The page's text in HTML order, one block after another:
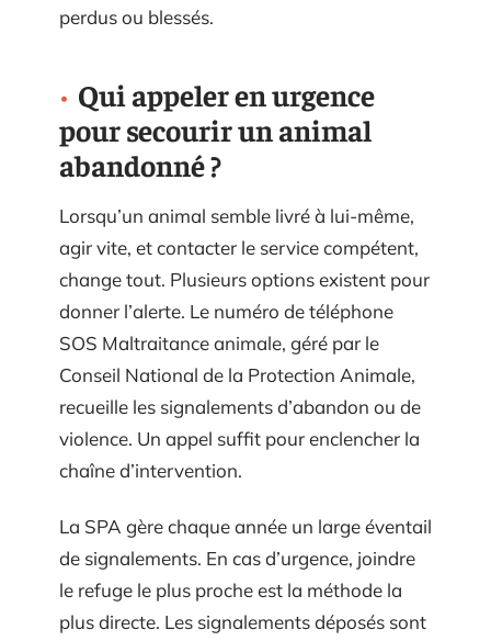
perdus ou blessés.
Qui appeler en urgence
pour secourir un animal
abandonné ?
Lorsqu’un animal semble livré à lui-même,
agir vite, et contacter le service compétent,
change tout. Plusieurs options existent pour
donner l’alerte. Le numéro de téléphone
SOS Maltraitance animale, géré par le
Conseil National de la Protection Animale,
recueille les signalements d’abandon ou de
violence. Un appel suffit pour enclencher la
chaîne d’intervention.
La SPA gère chaque année un large éventail
de signalements. En cas d’urgence, joindre
le refuge le plus proche est la méthode la
plus directe. Les signalements déposés sont